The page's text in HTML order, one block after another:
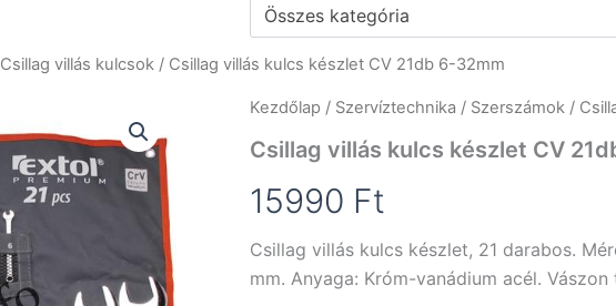
Összes kategória
Csillag villás kulcsok / Csillag villás kulcs készlet CV 21db 6-32mm
Kezdőlap / Szervíztechnika / Szerszámok/
Csillag villás kulcs készlet CV
15990 Ft
Csillag villás kulcs készlet, 21 darabos.
mm. Anyaga: Króm-vanádium acél.